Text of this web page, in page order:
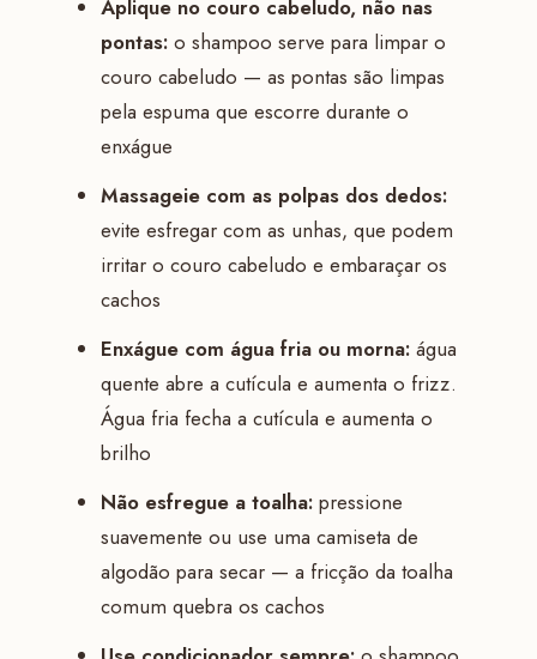
Aplique no couro cabeludo, não nas
pontas:o shampoo serve para limpar o
couro cabeludo — as pontas são limpas
pela espuma que escorre durante o
enxágue
Massageie com as polpas dos dedos:
evite esfregar com as unhas, que podem
irritar o couro cabeludo e embaraçar os
cachos
Enxágue com água fria ou morna:água
quente abre a cutícula e aumenta o frizz.
Água fria fecha a cutícula e aumenta o
brilho
Não esfregue a toalha:pressione
suavemente ou use uma camiseta de
algodão para secar — a fricção da toalha
comum quebra os cachos